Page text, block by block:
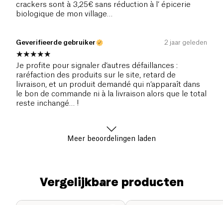
crackers sont à 3,25€ sans réduction à l’ épicerie
biologique de mon village…
Geverifieerde gebruiker 2 jaar geleden
Je profite pour signaler d’autres défaillances :
raréfaction des produits sur le site, retard de
livraison, et un produit demandé qui n’apparaît dans
le bon de commande ni à la livraison alors que le total
reste inchangé… !
Meer beoordelingen laden
Vergelijkbare producten